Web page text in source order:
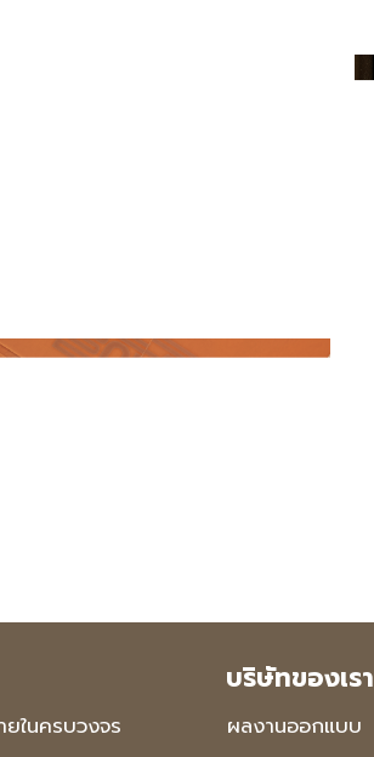
ในครบวงจร
บริษัทของเรา
ผลงานออกแบบ